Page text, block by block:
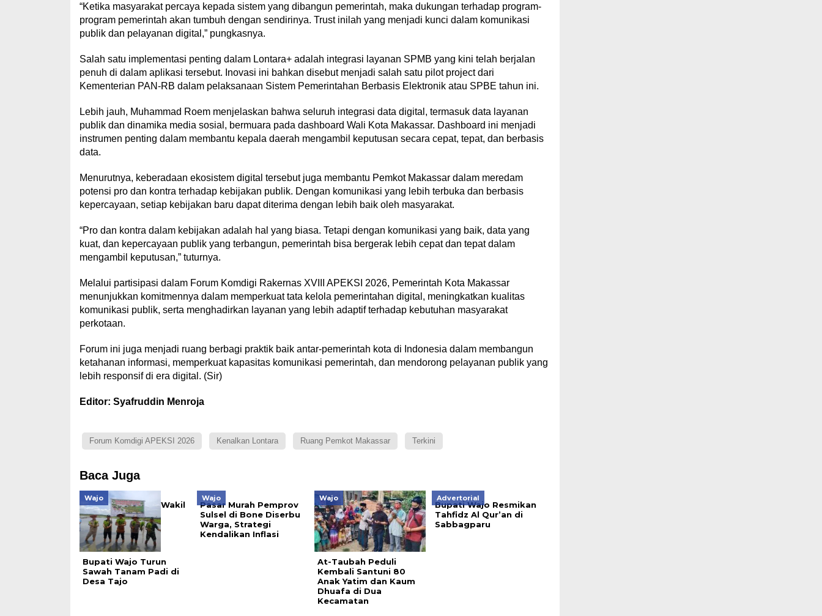
“Ketika masyarakat percaya kepada sistem yang dibangun pemerintah, maka dukungan terhadap program-
program pemerintah akan tumbuh dengan sendirinya. Trust inilah yang menjadi kunci dalam komunikasi
publik dan pelayanan digital,” pungkasnya.
Salah satu implementasi penting dalam Lontara+ adalah integrasi layanan SPMB yang kini telah berjalan
penuh di dalam aplikasi tersebut. Inovasi ini bahkan disebut menjadi salah satu pilot project dari
Kementerian PAN-RB dalam pelaksanaan Sistem Pemerintahan Berbasis Elektronik atau SPBE tahun ini.
Lebih jauh, Muhammad Roem menjelaskan bahwa seluruh integrasi data digital, termasuk data layanan
publik dan dinamika media sosial, bermuara pada dashboard Wali Kota Makassar. Dashboard ini menjadi
instrumen penting dalam membantu kepala daerah mengambil keputusan secara cepat, tepat, dan berbasis
data.
Menurutnya, keberadaan ekosistem digital tersebut juga membantu Pemkot Makassar dalam meredam
potensi pro dan kontra terhadap kebijakan publik. Dengan komunikasi yang lebih terbuka dan berbasis
kepercayaan, setiap kebijakan baru dapat diterima dengan lebih baik oleh masyarakat.
“Pro dan kontra dalam kebijakan adalah hal yang biasa. Tetapi dengan komunikasi yang baik, data yang
kuat, dan kepercayaan publik yang terbangun, pemerintah bisa bergerak lebih cepat dan tepat dalam
mengambil keputusan,” tuturnya.
Melalui partisipasi dalam Forum Komdigi Rakernas XVIII APEKSI 2026, Pemerintah Kota Makassar
menunjukkan komitmennya dalam memperkuat tata kelola pemerintahan digital, meningkatkan kualitas
komunikasi publik, serta menghadirkan layanan yang lebih adaptif terhadap kebutuhan masyarakat
perkotaan.
Forum ini juga menjadi ruang berbagi praktik baik antar-pemerintah kota di Indonesia dalam membangun
ketahanan informasi, memperkuat kapasitas komunikasi pemerintah, dan mendorong pelayanan publik yang
lebih responsif di era digital. (Sir)
Editor: Syafruddin Menroja
Forum Komdigi APEKSI 2026 Kenalkan Lontara Ruang Pemkot Makassar Terkini
Baca Juga
Wajo
Wakil
Bupati Wajo Turun
Sawah Tanam Padi di
Desa Tajo
Wajo
Pasar Murah Pemprov
Sulsel di Bone Diserbu
Warga, Strategi
Kendalikan Inflasi
Wajo
At-Taubah Peduli
Kembali Santuni 80
Anak Yatim dan Kaum
Dhuafa di Dua
Kecamatan
Advertorial
Bupati Wajo Resmikan
Tahfidz Al Qur’an di
Sabbagparu